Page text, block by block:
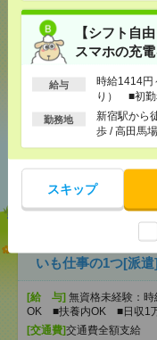
【シフト自
スマホの充
給与
時給1414
り） ■初勤
る
勤務地
新宿駅から
歩 / 高田馬
スキップ
で送る
シェア
あなたの
お
【オープニング募
いも仕事の1つ[派遣]
[給 与] 無資格未経験：
OK ■扶養内OK ■日収1
[交通費]交通費全額支給